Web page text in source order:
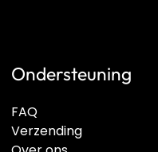
FAQ
Verzending
Ondersteuning